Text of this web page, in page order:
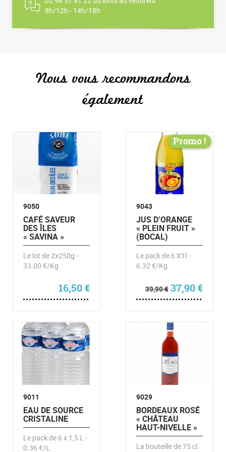
8h/12h - 14h/18h
Nous vous recommandons
également
9050
CAFÉ SAVEUR
DES ÎLES
« SAVINA »
Le lot de 2x250g -
33.00 €/Kg
16,50€
Promo !
9043
JUS D’ORANGE
« PLEIN FRUIT »
(BOCAL)
Le pack de 6 X1l -
6.32 €/Kg
39,90€ Le prix
37,90€Le
9011
EAU DE SOURCE
CRISTALINE
Le pack de 6 x 1,5 L -
0.36 €/L
9029
BORDEAUX ROSÉ
« CHÂTEAU
HAUT-NIVELLE »
La bouteille de 75 cl